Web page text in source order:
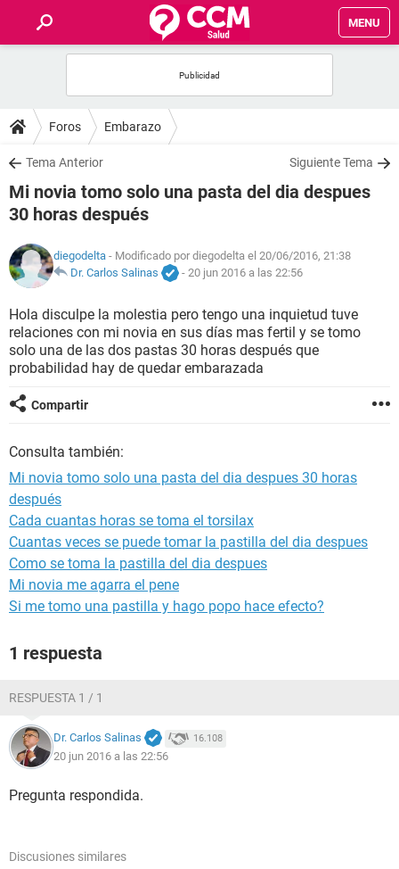
MENU
FOROS
SALUD
FAMILIA
NUTRICIÓN
SEXUALIDAD
Foros Embarazo
Tema Anterior Siguiente Tema
Mi novia tomo solo una pasta del dia despues
30 horas después
diegodelta - Modificado por diegodelta el 20/06/2016, 21:38
Dr. Carlos Salinas
- 20 jun 2016 a las 22:56
Hola disculpe la molestia pero tengo una inquietud tuve
relaciones con mi novia en sus días mas fertil y se tomo
solo una de las dos pastas 30 horas después que
probabilidad hay de quedar embarazada
Compartir
Consulta también:
Mi novia tomo solo una pasta del dia despues 30 horas
después
Cada cuantas horas se toma el torsilax
Cuantas veces se puede tomar la pastilla del dia despues
Como se toma la pastilla del dia despues
Mi novia me agarra el pene
Si me tomo una pastilla y hago popo hace efecto?
1 respuesta
RESPUESTA 1 / 1
Dr. Carlos Salinas 16.108
20 jun 2016 a las 22:56
Pregunta respondida.
Discusiones similares